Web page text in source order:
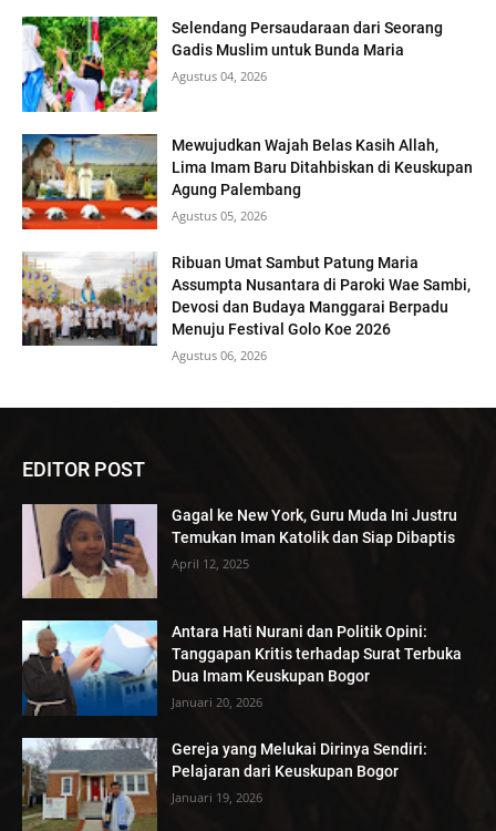
Selendang Persaudaraan dari Seorang
Gadis Muslim untuk Bunda Maria
Agustus 04, 2026
Mewujudkan Wajah Belas Kasih Allah,
Lima Imam Baru Ditahbiskan di Keuskupan
Agung Palembang
Agustus 05, 2026
Ribuan Umat Sambut Patung Maria
Assumpta Nusantara di Paroki Wae Sambi,
Devosi dan Budaya Manggarai Berpadu
Menuju Festival Golo Koe 2026
Agustus 06, 2026
EDITOR POST
Gagal ke New York, Guru Muda Ini Justru
Temukan Iman Katolik dan Siap Dibaptis
April 12, 2025
Antara Hati Nurani dan Politik Opini:
Tanggapan Kritis terhadap Surat Terbuka
Dua Imam Keuskupan Bogor
Januari 20, 2026
Gereja yang Melukai Dirinya Sendiri:
Pelajaran dari Keuskupan Bogor
Januari 19, 2026